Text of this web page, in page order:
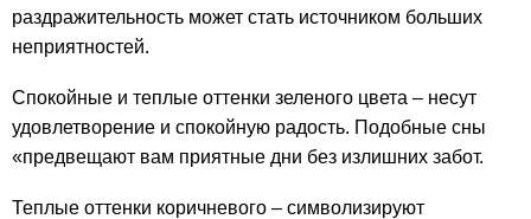
раздражительность может стать источником больших
неприятностей.
Спокойные и теплые оттенки зеленого цвета – несут
удовлетворение и спокойную радость. Подобные сны
«предвещают вам приятные дни без излишних забот.
Теплые оттенки коричневого – символизируют